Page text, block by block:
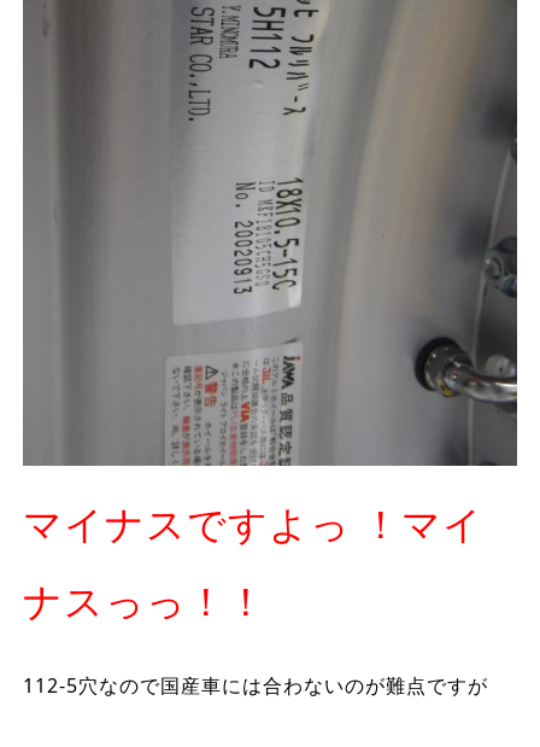
マイナスですよっ ！マイ
ナスっっ！！
112-5穴なので国産車には合わないのが難点ですが